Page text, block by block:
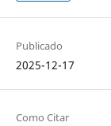
Publicado
2025-12-17
Como Citar